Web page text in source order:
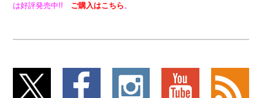
は好評発売中!! ご購入はこちら 。